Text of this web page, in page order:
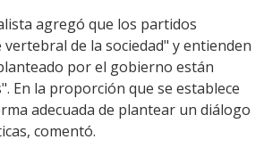
agregó que los partidos
de la sociedad" y entienden
por el gobierno están
En la proporción que se establece
adecuada de plantear un diálogo
comentó.